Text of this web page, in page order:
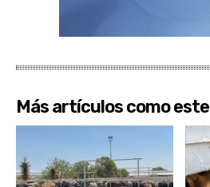
Más artículos como este